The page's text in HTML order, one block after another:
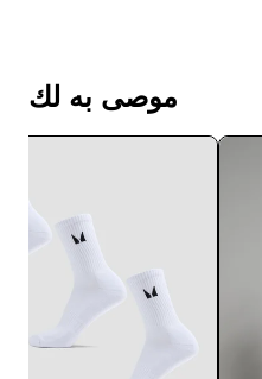
موصى به لك